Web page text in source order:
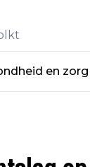
en zorg